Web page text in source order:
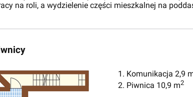
na roli, a wydzielenie części mieszkalnej na
1. Komunikacja 2,9
2. Piwnica 10,9 m2